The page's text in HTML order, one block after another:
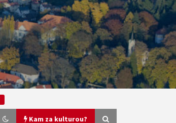
Kam za kulturou?